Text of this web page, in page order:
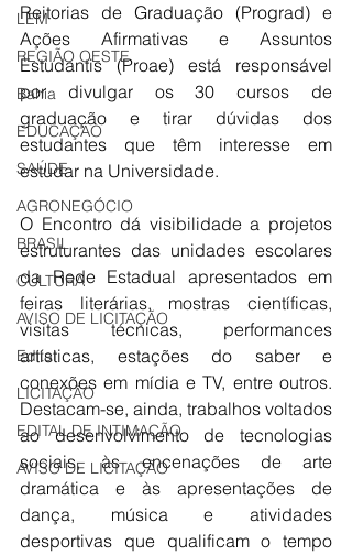
LEM
REGIÃO OESTE
Bahia
EDUCAÇÃO
SAÚDE
AGRONEGÓCIO
BRASIL
CULTURA
AVISO DE LICITAÇÃO
Edital
LICITAÇÃO
EDITAL DE INTIMAÇÃO
AVISO DE LICITAÇÃO
Reitorias de Graduação (Prograd) e
Ações Afirmativas e Assuntos
Estudantis (Proae) está responsável
por divulgar os 30 cursos de
graduação e tirar dúvidas dos
estudantes que têm interesse em
estudar na Universidade.
O Encontro dá visibilidade a projetos
estruturantes das unidades escolares
da Rede Estadual apresentados em
feiras literárias, mostras científicas,
visitas técnicas, performances
artísticas, estações do saber e
conexões em mídia e TV, entre outros.
Destacam-se, ainda, trabalhos voltados
ao desenvolvimento de tecnologias
sociais, às encenações de arte
dramática e às apresentações de
dança, música e atividades
desportivas que qualificam o tempo